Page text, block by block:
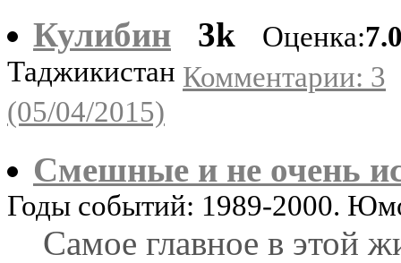
Кулибин
3k Оценка:
Таджикистан Комментарии: 3
(05/04/2015)
Смешные и не очень
Годы событий: 1989-2000.
Самое главное в этой